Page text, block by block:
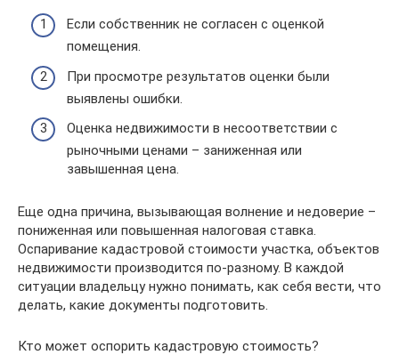
Если собственник не согласен с оценкой
помещения.
При просмотре результатов оценки были
выявлены ошибки.
Оценка недвижимости в несоответствии с
рыночными ценами – заниженная или
завышенная цена.
Еще одна причина, вызывающая волнение и недоверие –
пониженная или повышенная налоговая ставка.
Оспаривание кадастровой стоимости участка, объектов
недвижимости производится по-разному. В каждой
ситуации владельцу нужно понимать, как себя вести, что
делать, какие документы подготовить.
Кто может оспорить кадастровую стоимость?